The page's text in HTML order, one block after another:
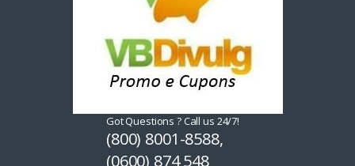
Got Questions ? Call us 24/7!
(800) 8001-8588,
(0600) 874 548